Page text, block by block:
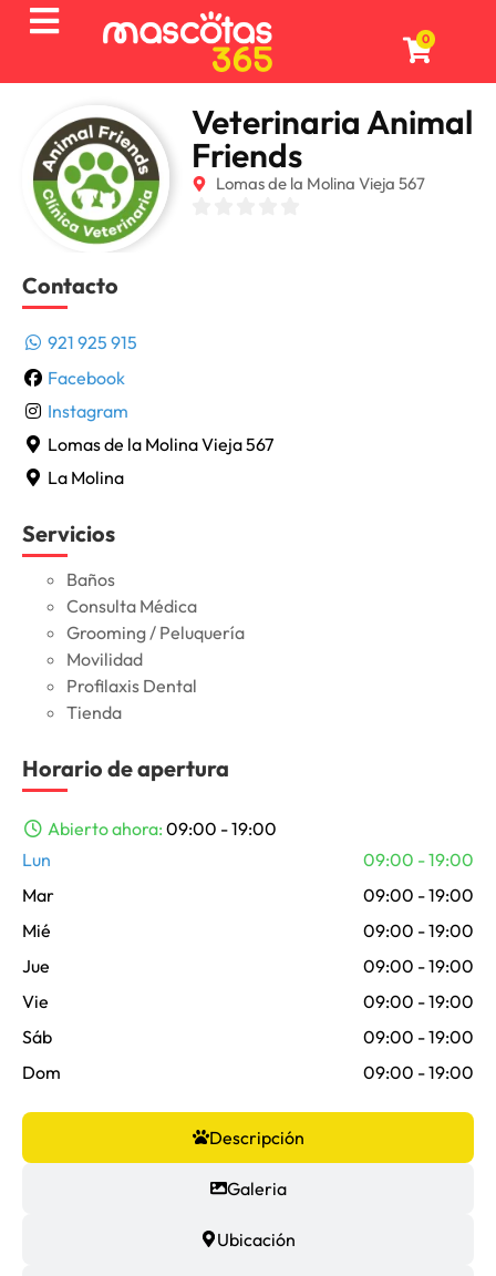
0
Veterinaria Animal
Friends
Lomas de la Molina Vieja 567
Descripción
Galeria
Ubicación
Contacto
921 925 915
Facebook
Instagram
Lomas de la Molina Vieja 567
La Molina
Servicios
Baños
Consulta Médica
Grooming / Peluquería
Movilidad
Profilaxis Dental
Tienda
Horario de apertura
Abierto ahora: 09:00 - 19:00
Lun
09:00 - 19:00
Mar
09:00 - 19:00
Mié
09:00 - 19:00
Jue
09:00 - 19:00
Vie
09:00 - 19:00
Sáb
09:00 - 19:00
Dom
09:00 - 19:00